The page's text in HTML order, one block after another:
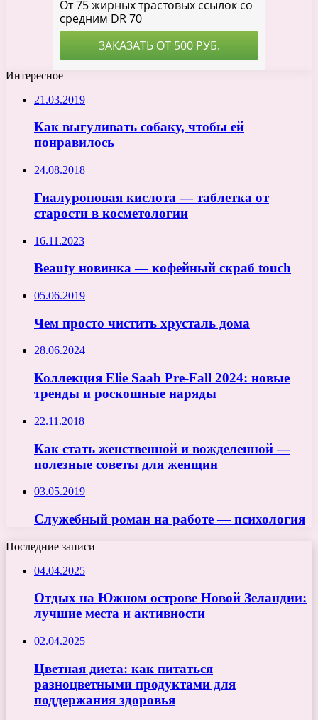
Интересное
21.03.2019
Как выгуливать собаку, чтобы ей
понравилось
24.08.2018
Гиалуроновая кислота — таблетка от
старости в косметологии
16.11.2023
Beauty новинка — кофейный скраб touch
05.06.2019
Чем просто чистить хрусталь дома
28.06.2024
Коллекция Elie Saab Pre-Fall 2024: новые
тренды и роскошные наряды
22.11.2018
Как стать женственной и вожделенной —
полезные советы для женщин
03.05.2019
Служебный роман на работе — психология
Последние записи
04.04.2025
Отдых на Южном острове Новой Зеландии:
лучшие места и активности
02.04.2025
Цветная диета: как питаться
разноцветными продуктами для
поддержания здоровья